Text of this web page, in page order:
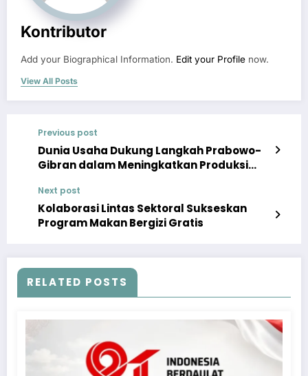
Kontributor
Add your Biographical Information. Edit your Profile now.
View All Posts
Previous post
Dunia Usaha Dukung Langkah Prabowo-
Gibran dalam Meningkatkan Produksi
Next post
Kolaborasi Lintas Sektoral Sukseskan
Program Makan Bergizi Gratis
RELATED POSTS